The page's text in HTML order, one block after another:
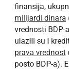
finansija,
milijardi dinara
vrednosti BDP-
ulazili su i
prava vrednost
posto BDP-a).